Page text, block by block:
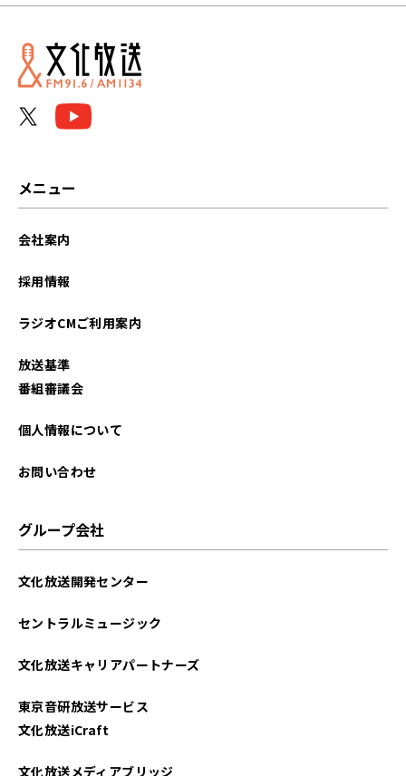
2024年03月
2023年10月
2022年12月
2022年09月
2022年04月
メニュー
会社案内
採用情報
ラジオCMご利用案内
放送基準
番組審議会
個人情報について
お問い合わせ
グループ会社
文化放送開発センター
セントラルミュージック
文化放送キャリアパートナーズ
東京音研放送サービス
文化放送iCraft
文化放送メディアブリッジ